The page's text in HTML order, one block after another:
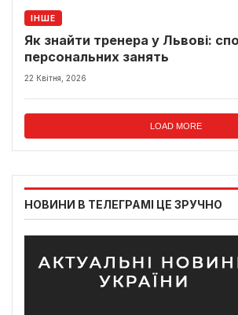
ІНШЕ
Як знайти тренера у Львові:
персональних занять
22 Квітня, 2026
LOAD MORE
НОВИНИ В ТЕЛЕГРАМІ ЦЕ ЗРУЧНО